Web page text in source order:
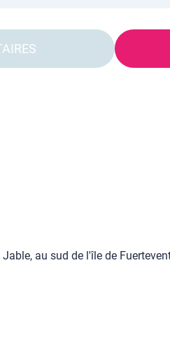
au sud de l'île de